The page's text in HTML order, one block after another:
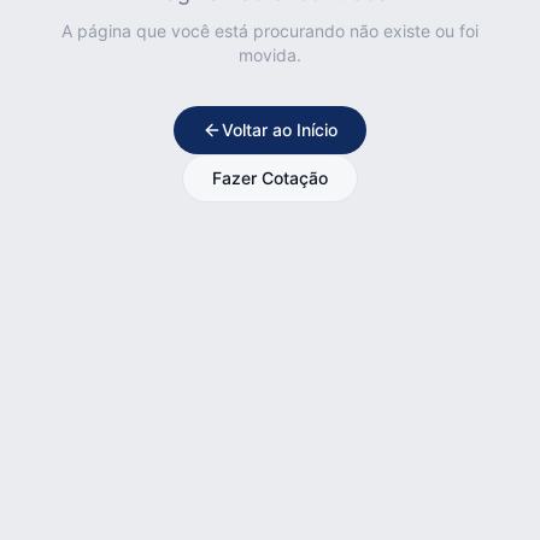
A página que você está procurando não existe ou foi
movida.
Voltar ao Início
Fazer Cotação